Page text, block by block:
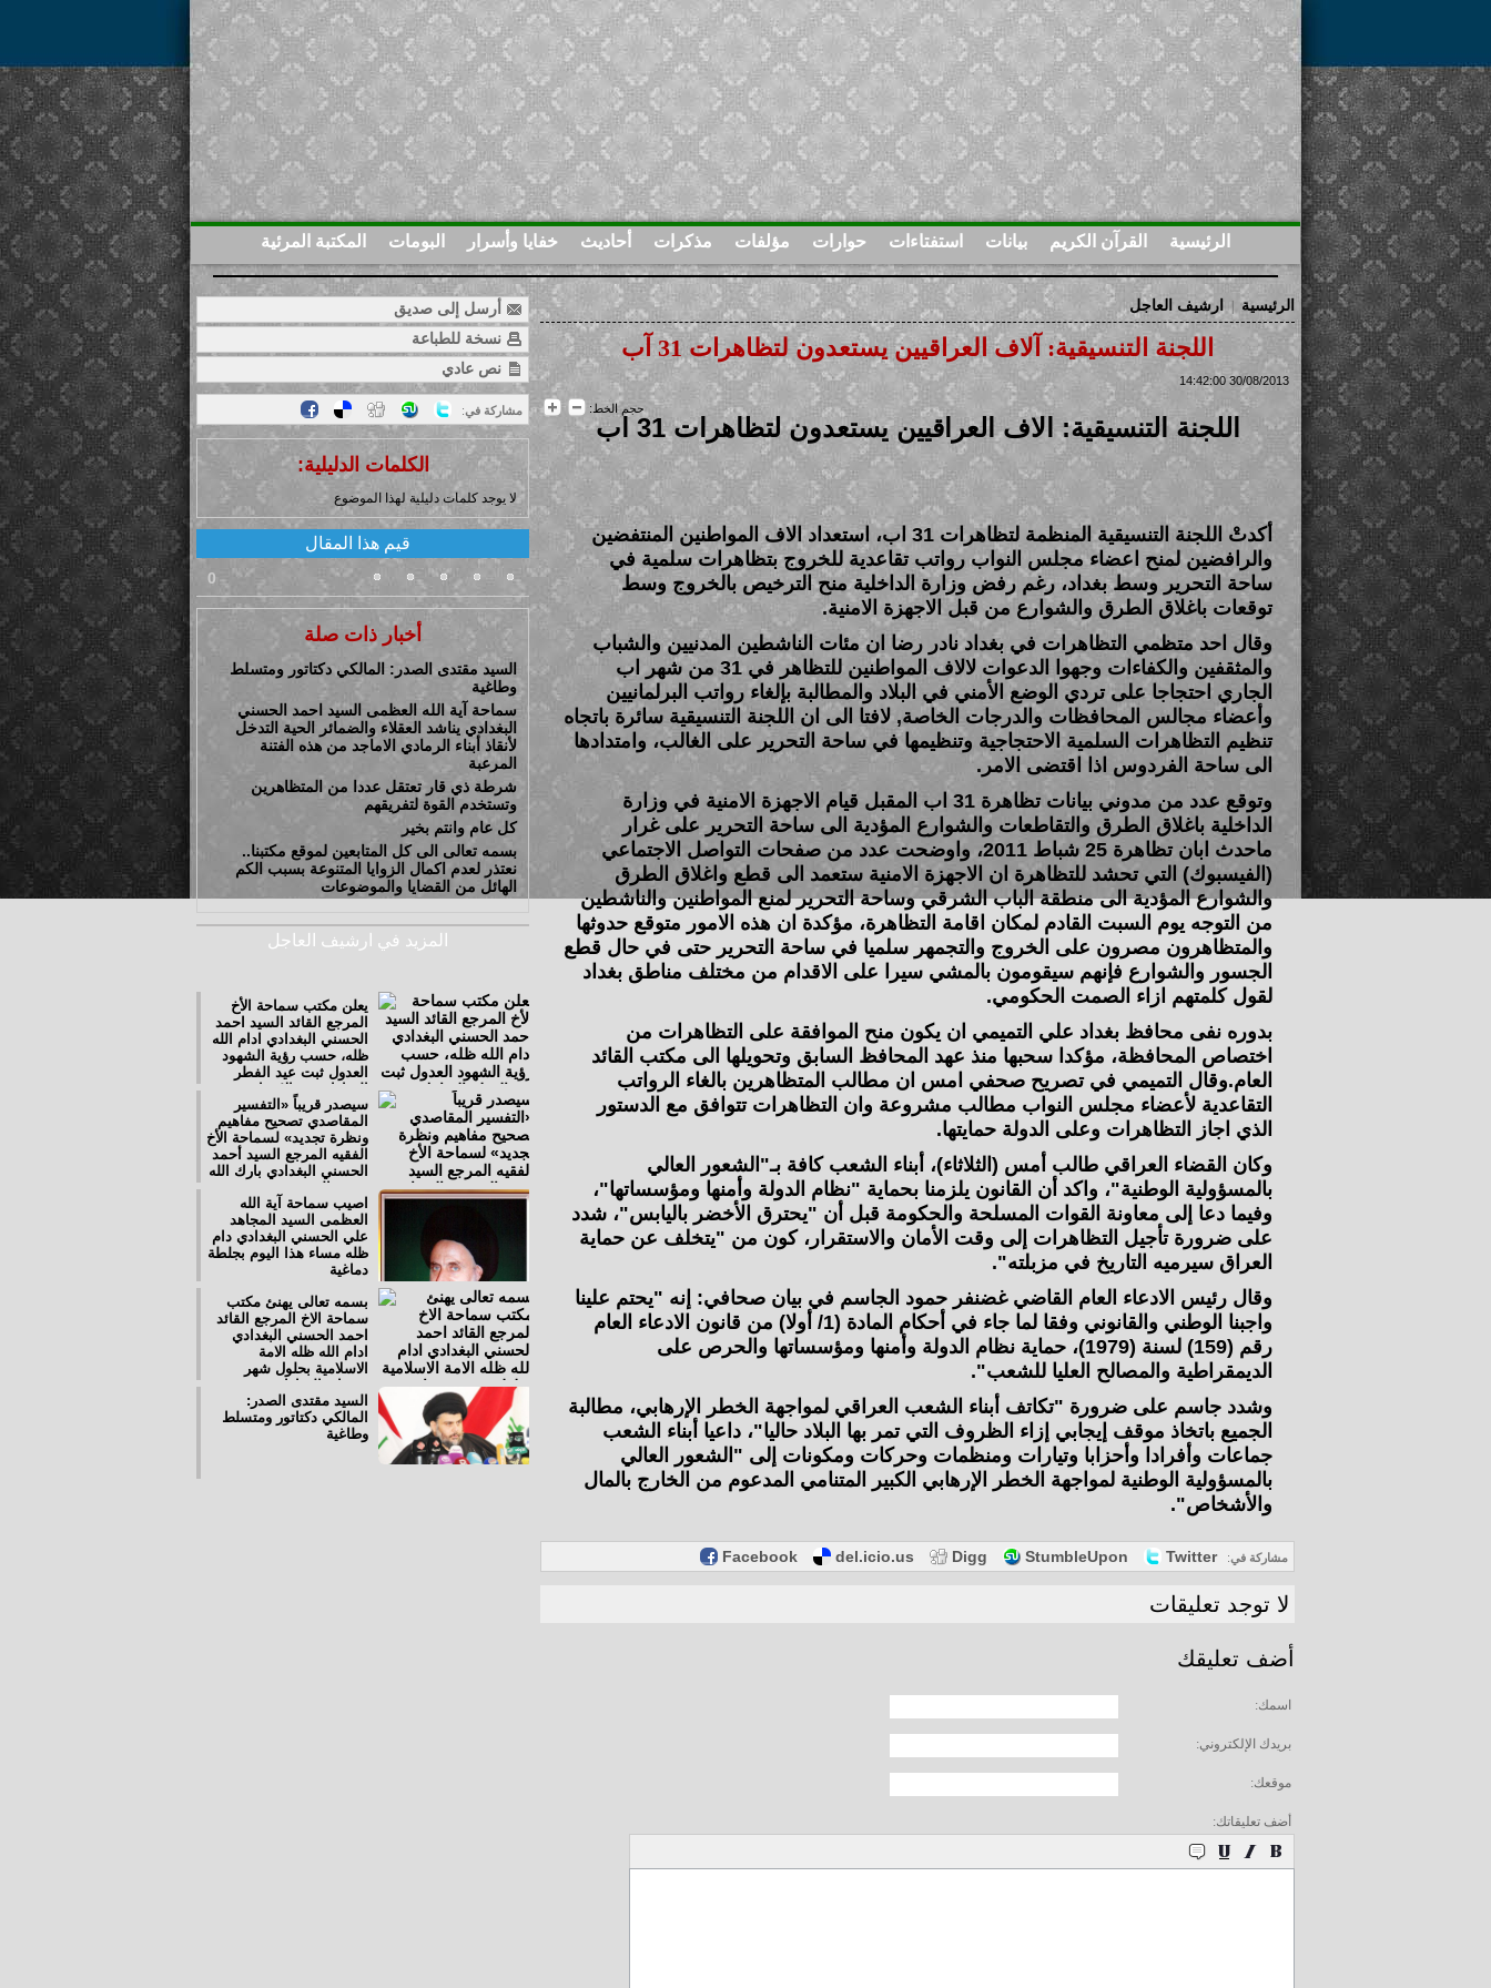
الرئيسية القرآن الكريم بيانات استفتاءات حوارات مؤلفات مذكرات أحاديث خفايا وأسرار البومات المكتبة المرئية
الرئيسية | ارشيف العاجل
اللجنة التنسيقية: آلاف العراقيين يستعدون لتظاهرات 31 آب
30/08/2013 14:42:00
حجم الخط:
اللجنة التنسيقية: آلاف العراقيين يستعدون لتظاهرات 31 آب
أكدتْ اللجنة التنسيقية المنظمة لتظاهرات 31 اب، استعداد الاف المواطنين المنتفضين
والرافضين لمنح اعضاء مجلس النواب رواتب تقاعدية للخروج بتظاهرات سلمية في
ساحة التحرير وسط بغداد، رغم رفض وزارة الداخلية منح الترخيص بالخروج وسط
توقعات باغلاق الطرق والشوارع من قبل الاجهزة الامنية.
وقال احد متظمي التظاهرات في بغداد نادر رضا ان مئات الناشطين المدنيين والشباب
والمثقفين والكفاءات وجهوا الدعوات لالاف المواطنين للتظاهر في 31 من شهر اب
الجاري احتجاجا على تردي الوضع الأمني في البلاد والمطالبة بإلغاء رواتب البرلمانيين
وأعضاء مجالس المحافظات والدرجات الخاصة, لافتا الى ان اللجنة التنسيقية سائرة باتجاه
تنظيم التظاهرات السلمية الاحتجاجية وتنظيمها في ساحة التحرير على الغالب، وامتدادها
الى ساحة الفردوس اذا اقتضى الامر.
وتوقع عدد من مدوني بيانات تظاهرة 31 اب المقبل قيام الاجهزة الامنية في وزارة
الداخلية باغلاق الطرق والتقاطعات والشوارع المؤدية الى ساحة التحرير على غرار
ماحدث ابان تظاهرة 25 شباط 2011، واوضحت عدد من صفحات التواصل الاجتماعي
(الفيسبوك) التي تحشد للتظاهرة ان الاجهزة الامنية ستعمد الى قطع واغلاق الطرق
والشوارع المؤدية الى منطقة الباب الشرقي وساحة التحرير لمنع المواطنين والناشطين
من التوجه يوم السبت القادم لمكان اقامة التظاهرة، مؤكدة ان هذه الامور متوقع حدوثها
والمتظاهرون مصرون على الخروج والتجمهر سلميا في ساحة التحرير حتى في حال قطع
الجسور والشوارع فإنهم سيقومون بالمشي سيرا على الاقدام من مختلف مناطق بغداد
لقول كلمتهم ازاء الصمت الحكومي.
بدوره نفى محافظ بغداد علي التميمي ان يكون منح الموافقة على التظاهرات من
اختصاص المحافظة، مؤكدا سحبها منذ عهد المحافظ السابق وتحويلها الى مكتب القائد
العام.وقال التميمي في تصريح صحفي امس ان مطالب المتظاهرين بالغاء الرواتب
التقاعدية لأعضاء مجلس النواب مطالب مشروعة وان التظاهرات تتوافق مع الدستور
الذي اجاز التظاهرات وعلى الدولة حمايتها.
وكان القضاء العراقي طالب أمس (الثلاثاء)، أبناء الشعب كافة بـ"الشعور العالي
بالمسؤولية الوطنية"، واكد أن القانون يلزمنا بحماية "نظام الدولة وأمنها ومؤسساتها"،
وفيما دعا إلى معاونة القوات المسلحة والحكومة قبل أن "يحترق الأخضر باليابس"، شدد
على ضرورة تأجيل التظاهرات إلى وقت الأمان والاستقرار، كون من "يتخلف عن حماية
العراق سيرميه التاريخ في مزبلته".
وقال رئيس الادعاء العام القاضي غضنفر حمود الجاسم في بيان صحافي: إنه "يحتم علينا
واجبنا الوطني والقانوني وفقا لما جاء في أحكام المادة (1/ أولا) من قانون الادعاء العام
رقم (159) لسنة (1979)، حماية نظام الدولة وأمنها ومؤسساتها والحرص على
الديمقراطية والمصالح العليا للشعب".
وشدد جاسم على ضرورة "تكاتف أبناء الشعب العراقي لمواجهة الخطر الإرهابي، مطالبة
الجميع باتخاذ موقف إيجابي إزاء الظروف التي تمر بها البلاد حاليا"، داعيا أبناء الشعب
جماعات وأفرادا وأحزابا وتيارات ومنظمات وحركات ومكونات إلى "الشعور العالي
بالمسؤولية الوطنية لمواجهة الخطر الإرهابي الكبير المتنامي المدعوم من الخارج بالمال
والأشخاص".
Facebook del.icio.us Digg StumbleUpon Twitter :مشاركة في
لا توجد تعليقات
أضف تعليقك
اسمك:
بريدك الإلكتروني:
موقعك:
أضف تعليقاتك:
أرسل إلى صديق
نسخة للطباعة
نص عادي
:مشاركة في
الكلمات الدليلية:
لا يوجد كلمات دليلية لهذا الموضوع
قيم هذا المقال
0
أخبار ذات صلة
السيد مقتدى الصدر: المالكي دكتاتور ومتسلط
وطاغية
سماحة آية الله العظمى السيد احمد الحسني
البغدادي يناشد العقلاء والضمائر الحية التدخل
لأنقاذ أبناء الرمادي الاماجد من هذه الفتنة
المرعبة
شرطة ذي قار تعتقل عددا من المتظاهرين
وتستخدم القوة لتفريقهم
كل عام وانتم بخير
بسمه تعالى الى كل المتابعين لموقع مكتبنا..
نعتذر لعدم اكمال الزوايا المتنوعة بسبب الكم
الهائل من القضايا والموضوعات
المزيد في ارشيف العاجل
يعلن مكتب سماحة الأخ
المرجع القائد السيد احمد
الحسني البغدادي ادام الله
ظله، حسب رؤية الشهود
العدول ثبت عيد الفطر
المبارك يوم الاربعاء
المصادف الأول من شهر
شوال الاغر 1437هـ
الموافق السادس من تموز
2016م
سيصدر قريباً «التفسير
المقاصدي تصحيح مفاهيم
ونظرة تجديد» لسماحة الأخ
الفقيه المرجع السيد أحمد
الحسني البغدادي بارك الله
عمره المديد
اصيب سماحة آية الله
العظمى السيد المجاهد
علي الحسني البغدادي دام
ظله مساء هذا اليوم بجلطة
دماغية
بسمه تعالى يهنئ مكتب
سماحة الاخ المرجع القائد
احمد الحسني البغدادي
ادام الله ظله الامة
الاسلامية بحلول شهر
رمضان المبارك، ويدعو
العلي القدير ان يحل علينا
هذا الشهر الفضيل، ونحن
بأمس الحاجة للمّ الشمل
السيد مقتدى الصدر:
المالكي دكتاتور ومتسلط
وطاغية